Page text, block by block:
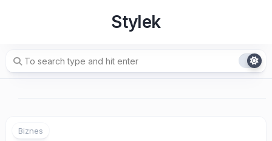
Stylek
Biznes